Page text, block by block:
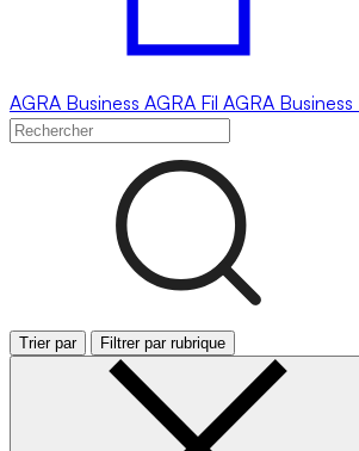
AGRA Business AGRA Fil AGRA Business
Trier par Filtrer par rubrique